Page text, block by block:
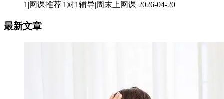
1|网课推荐|1对1辅导|周末上网课 2026-04-20
最新文章